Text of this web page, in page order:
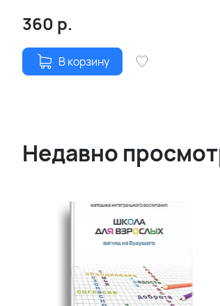
360 р.
В корзину
Недавно